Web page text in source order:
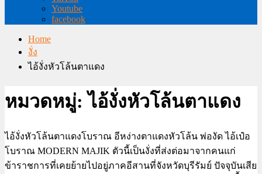
Youtube
facebook
Home
งั่ง
ไอ้งั่งหัวโล้นตาแดง
หมวดหมู่:ไอ้งั่งหัวโล้นตาแดง
ไอ้งั่งหัวโล้นตาแดงโบราณ อีหง่างตาแดงหัวโล้น พ่องัด ไอ้เป๋อ
โบราณ MODERN MAJIK ตัวนี้เป็นงั่งที่ส่งต่อมาจากคนแก่
ข้าราชการที่เคยย้ายไปอยู่ภาคอีสานที่จังหวัดบุรีรัมย์ ปัจจุบันเสีย